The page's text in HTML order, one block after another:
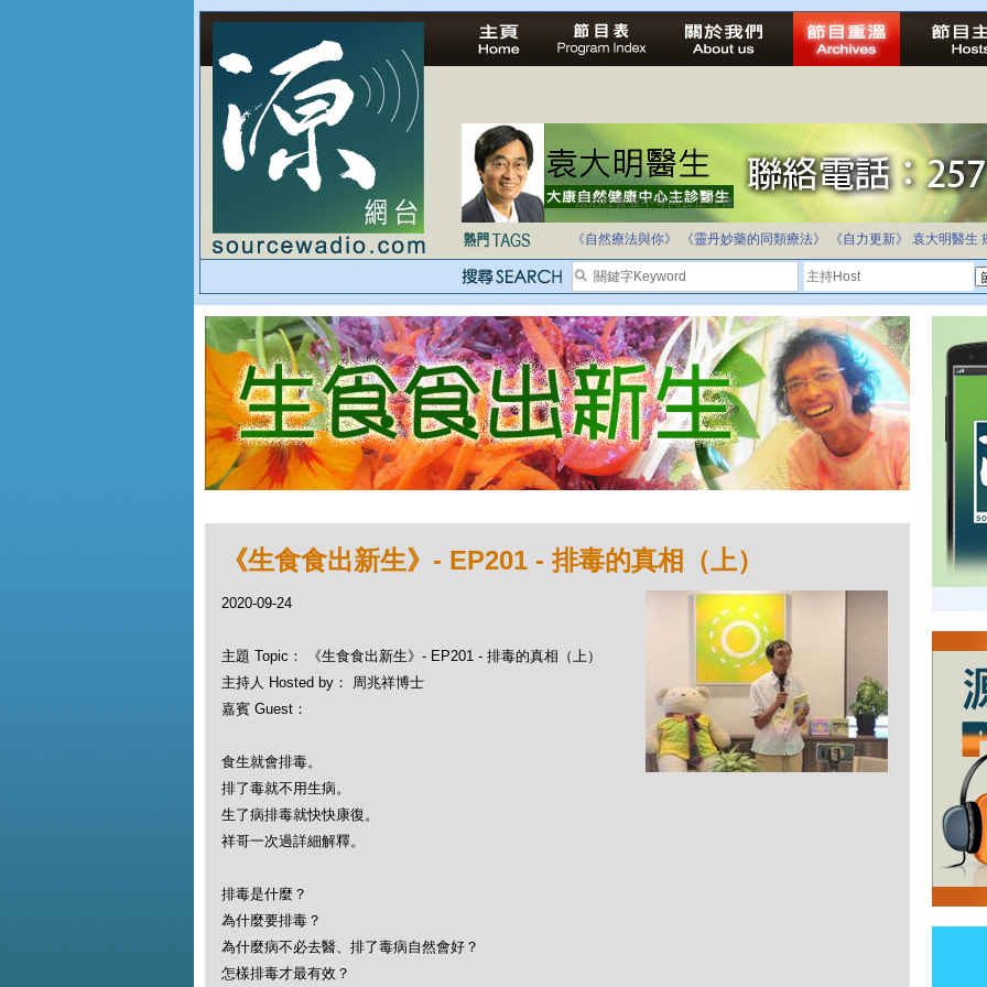
法治社會並不等同公正社會
自家教育合法化-推動多元化教育，全民學卷制
《自然療法與你》 《靈丹妙藥的同類療法》 《自力更新》 袁大明醫生
《生食食出新生》- EP201 - 排毒的真相（上）
2020-09-24
主題 Topic： 《生食食出新生》- EP201 - 排毒的真相（上）
主持人 Hosted by： 周兆祥博士
嘉賓 Guest：
食生就會排毒。
排了毒就不用生病。
生了病排毒就快快康復。
祥哥一次過詳細解釋。
排毒是什麼？
為什麼要排毒？
為什麼病不必去醫、排了毒病自然會好？
怎樣排毒才最有效？